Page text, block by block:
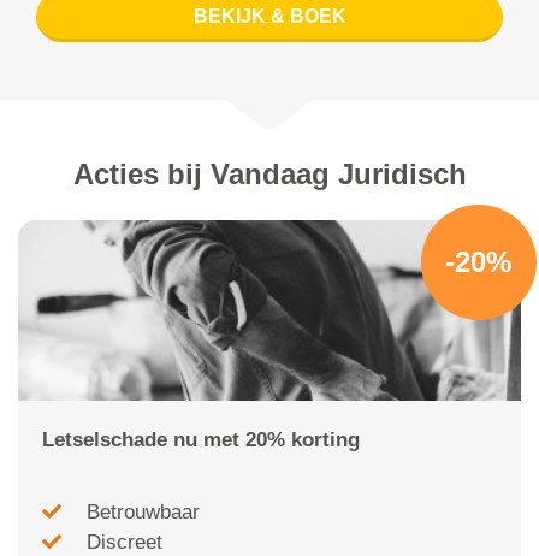
BEKIJK & BOEK
Acties bij Vandaag Juridisch
-20%
Letselschade nu met 20% korting
Betrouwbaar
Discreet